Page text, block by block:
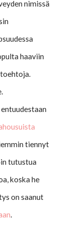
nimissä
haaviin
tiennyt
tutustua
koska he
on saanut
.